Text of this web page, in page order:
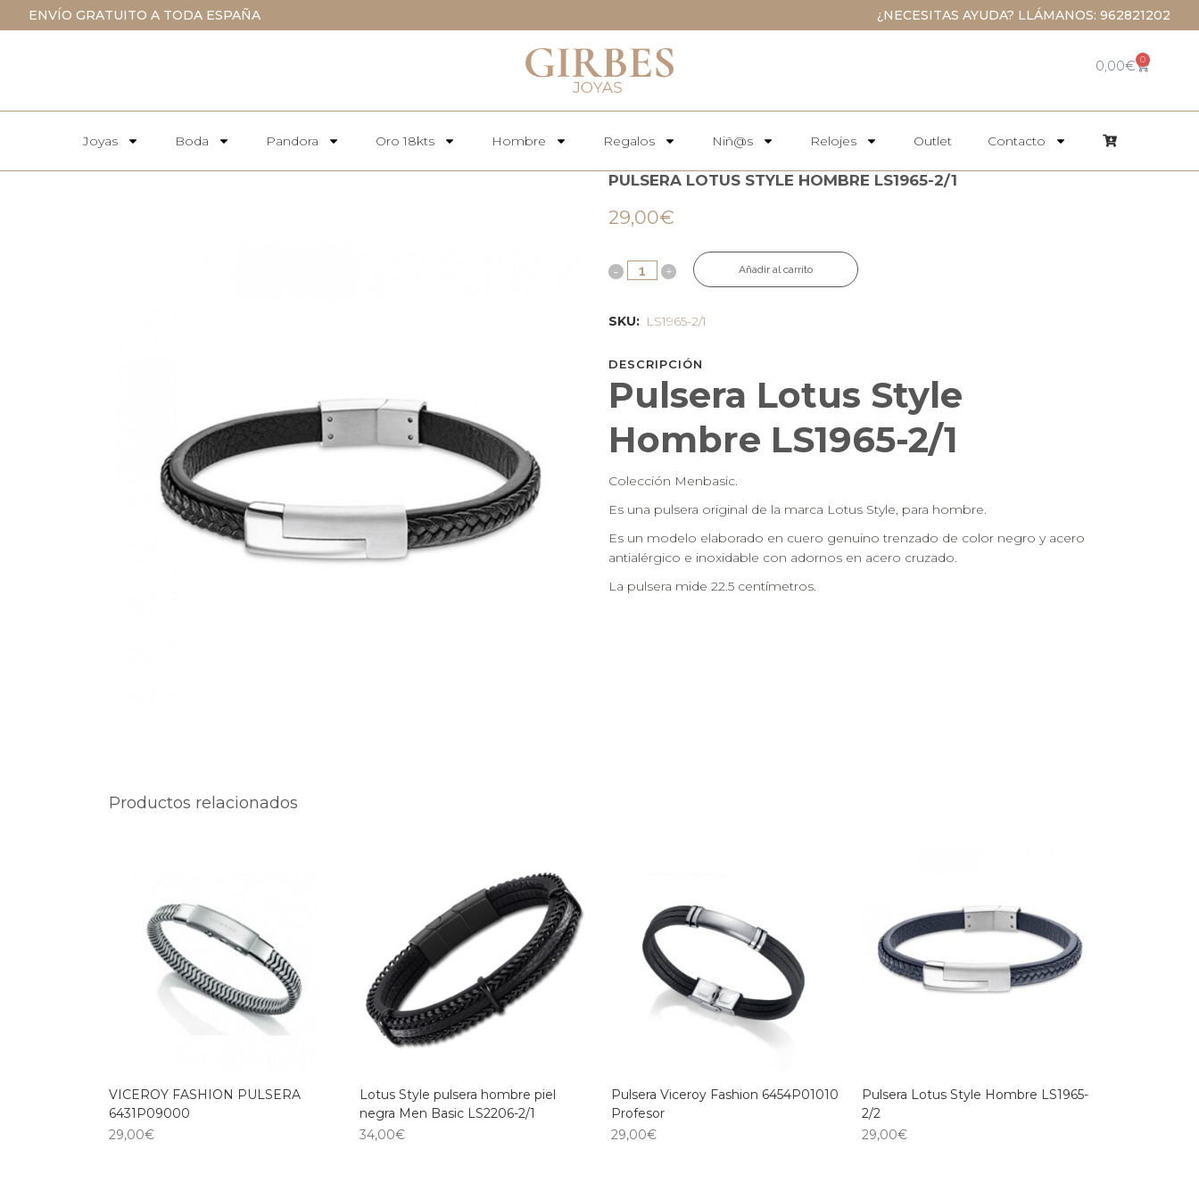
ENVÍO GRATUITO A TODA ESPAÑA ¿NECESITAS AYUDA? LLÁMANOS: 962821202
0,00€ 0
Joyas Boda Pandora Oro 18kts Hombre Regalos Niñ@s Relojes Outlet Contacto
PULSERA LOTUS STYLE HOMBRE LS1965-2/1
29,00€
Añadir al carrito
SKU: LS1965-2/1
DESCRIPCIÓN
Pulsera Lotus Style
Hombre LS1965-2/1
Colección Menbasic.
Es una pulsera original de la marca Lotus Style, para hombre.
Es un modelo elaborado en cuero genuino trenzado de color negro y acero
antialérgico e inoxidable con adornos en acero cruzado.
La pulsera mide 22.5 centímetros.
Productos relacionados
VICEROY FASHION PULSERA
6431P09000
29,00€
Lotus Style pulsera hombre piel
negra Men Basic LS2206-2/1
34,00€
Pulsera Viceroy Fashion 6454P01010
Profesor
29,00€
Pulsera Lotus Style Hombre LS1965-
2/2
29,00€